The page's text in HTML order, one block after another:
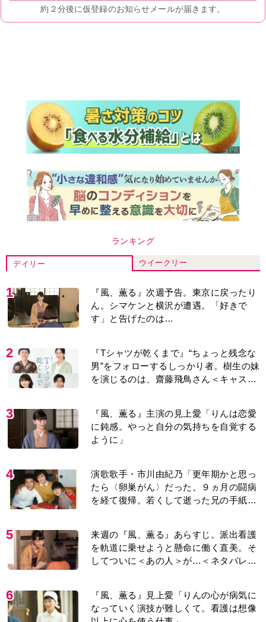
ランキング
デイリー ウイークリー
1
『風、薫る』次週予告。東京に戻ったり
ん。シマケンと横沢が遭遇。「好きで
す」と告げたのは…
2
『Tシャツが乾くまで』“ちょっと残念な
男”をフォローするしっかり者。樹生の妹
を演じるのは、齋藤飛鳥さん＜キャスト
3
『風、薫る』主演の見上愛「りんは恋愛
に鈍感。やっと自分の気持ちを自覚する
ように」
4
演歌歌手・市川由紀乃「更年期かと思っ
たら〈卵巣がん〉だった。９ヵ月の闘病
を経て復帰。若くして逝った兄の手紙を
5
来週の『風、薫る』あらすじ。派出看護
を軌道に乗せようと懸命に働く直美。そ
してついに＜あの人＞が…＜ネタバレあ
6
『風、薫る』見上愛「りんの心が病気に
なっていく演技が難しくて。看護は想像